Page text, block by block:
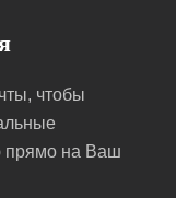
чтобы
прямо на Ваш